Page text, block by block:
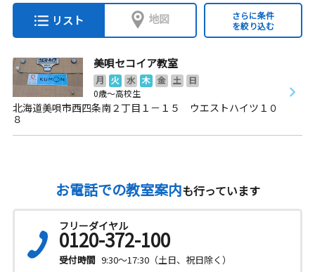
リスト 地図
さらに条件
を絞り込む
美唄セコイア教室
月 火 水 木 金 土
日
0歳～高校生
北海道美唄市西四条南２丁目１－１５ ウエストハイツ１０
８
お電話での教室案内も行っています
フリーダイヤル
0120-372-100
受付時間 9:30～17:30（土日、祝日除く）